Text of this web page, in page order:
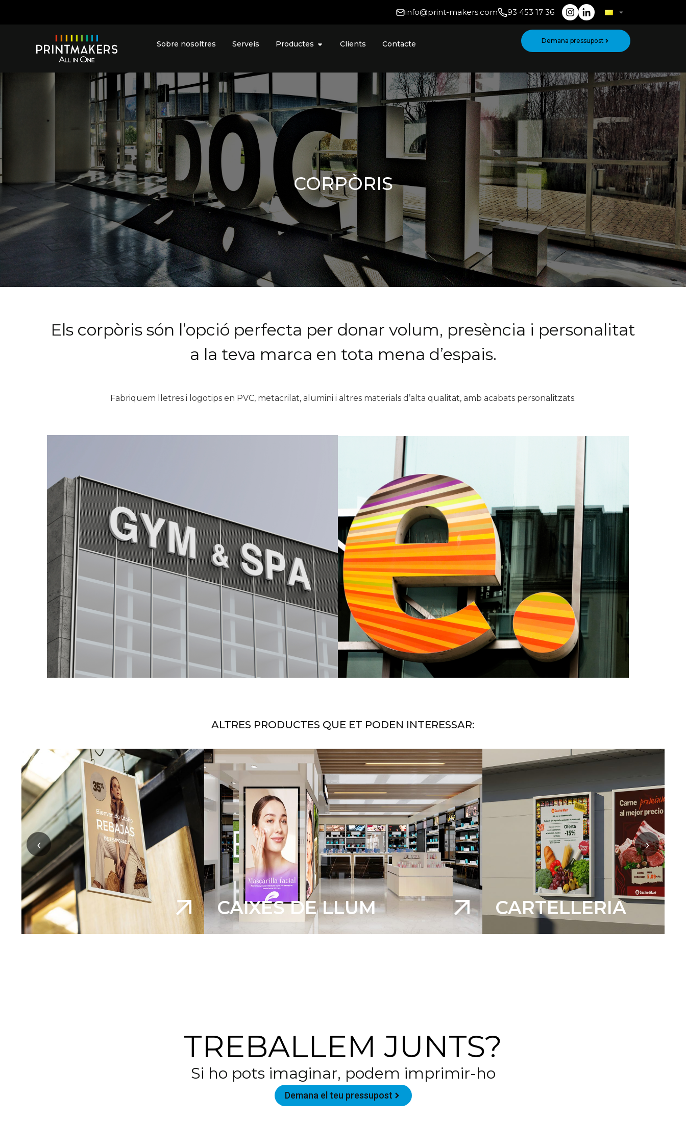
info@print-makers.com 93 453 17 36
Sobre nosoltres Serveis Productes Clients Contacte Demana pressupost
CORPÒRIS
Els corpòris són l’opció perfecta per donar volum, presència i personalitat
a la teva marca en tota mena d’espais.
Fabriquem lletres i logotips en PVC, metacrilat, alumini i altres materials d’alta qualitat, amb acabats personalitzats.
ALTRES PRODUCTES QUE ET PODEN INTERESSAR:
‹
CAIXES DE LLUM CARTELLERIA
›
TREBALLEM JUNTS?
Si ho pots imaginar, podem imprimir-ho
Demana el teu pressupost